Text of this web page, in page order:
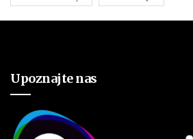
Upoznajte nas